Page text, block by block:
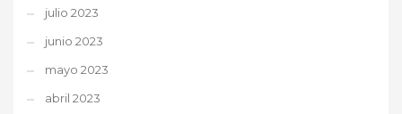
julio 2023
junio 2023
mayo 2023
abril 2023